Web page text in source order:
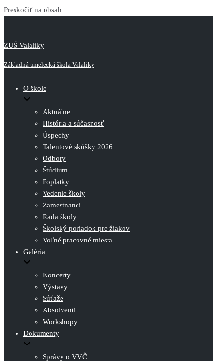
Preskočiť na obsah
ZUŠ Valaliky
Základná umelecká škola Valaliky
O škole
Aktuálne
História a súčasnosť
Úspechy
Talentové skúšky 2026
Odbory
Štúdium
Poplatky
Vedenie školy
Zamestnanci
Rada školy
Školský poriadok pre žiakov
Voľné pracovné miesta
Galéria
Koncerty
Výstavy
Súťaže
Absolventi
Workshopy
Dokumenty
Správy o VVČ